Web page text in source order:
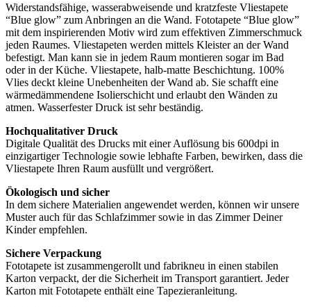
Widerstandsfähige, wasserabweisende und kratzfeste Vliestapete
“Blue glow” zum Anbringen an die Wand. Fototapete “Blue glow”
mit dem inspirierenden Motiv wird zum effektiven Zimmerschmuck
jeden Raumes. Vliestapeten werden mittels Kleister an der Wand
befestigt. Man kann sie in jedem Raum montieren sogar im Bad
oder in der Küche. Vliestapete, halb-matte Beschichtung. 100%
Vlies deckt kleine Unebenheiten der Wand ab. Sie schafft eine
wärmedämmendene Isolierschicht und erlaubt den Wänden zu
atmen. Wasserfester Druck ist sehr beständig.
Hochqualitativer Druck
Digitale Qualität des Drucks mit einer Auflösung bis 600dpi in
einzigartiger Technologie sowie lebhafte Farben, bewirken, dass die
Vliestapete Ihren Raum ausfüllt und vergrößert.
Ökologisch und sicher
In dem sichere Materialien angewendet werden, können wir unsere
Muster auch für das Schlafzimmer sowie in das Zimmer Deiner
Kinder empfehlen.
Sichere Verpackung
Fototapete ist zusammengerollt und fabrikneu in einen stabilen
Karton verpackt, der die Sicherheit im Transport garantiert. Jeder
Karton mit Fototapete enthält eine Tapezieranleitung.